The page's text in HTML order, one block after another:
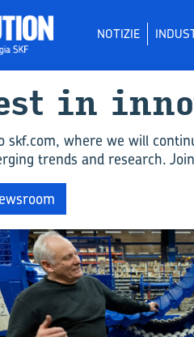
NOTIZIE
gli
INGEGNERISTICA
in
skf.com, where we will
trends and research.